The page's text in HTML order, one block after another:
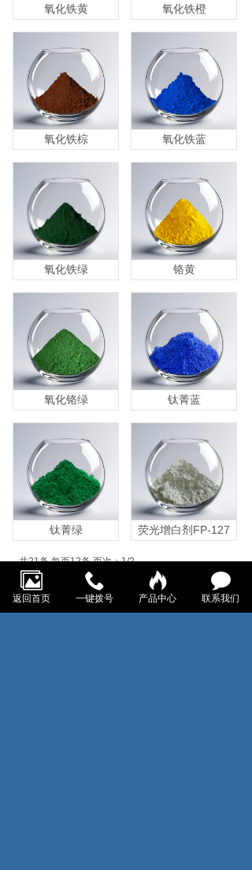
氧化铁黄 氧化铁橙
氧化铁棕 氧化铁蓝
氧化铁绿 铬黄
氧化铬绿 钛菁蓝
钛菁绿 荧光增白剂FP-127
共21条 每页12条 页次：1/2
首页
1
下一页
返回首页 一键拨号 产品中心 联系我们